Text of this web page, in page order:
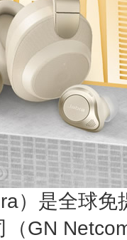
）是全球免
GN